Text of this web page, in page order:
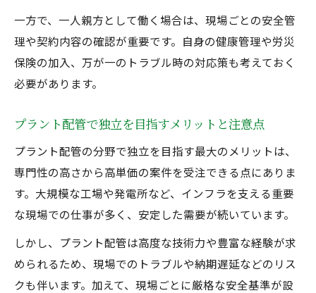
一方で、一人親方として働く場合は、現場ごとの安全管
理や契約内容の確認が重要です。自身の健康管理や労災
保険の加入、万が一のトラブル時の対応策も考えておく
必要があります。
プラント配管で独立を目指すメリットと注意点
プラント配管の分野で独立を目指す最大のメリットは、
専門性の高さから高単価の案件を受注できる点にありま
す。大規模な工場や発電所など、インフラを支える重要
な現場での仕事が多く、安定した需要が続いています。
しかし、プラント配管は高度な技術力や豊富な経験が求
められるため、現場でのトラブルや納期遅延などのリス
クも伴います。加えて、現場ごとに厳格な安全基準が設